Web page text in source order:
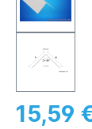
15,59